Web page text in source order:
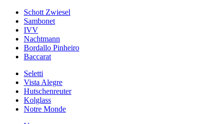
Schott Zwiesel
Sambonet
IVV
Nachtmann
Bordallo Pinheiro
Baccarat
Seletti
Vista Alegre
Hutschenreuter
Kolglass
Notre Monde